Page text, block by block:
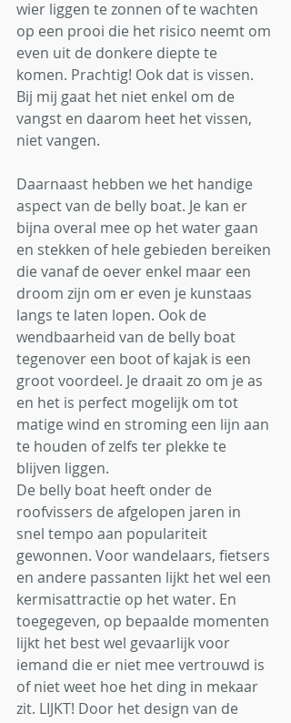
wier liggen te zonnen of te wachten
op een prooi die het risico neemt om
even uit de donkere diepte te
komen. Prachtig! Ook dat is vissen.
Bij mij gaat het niet enkel om de
vangst en daarom heet het vissen,
niet vangen.
Daarnaast hebben we het handige
aspect van de belly boat. Je kan er
bijna overal mee op het water gaan
en stekken of hele gebieden bereiken
die vanaf de oever enkel maar een
droom zijn om er even je kunstaas
langs te laten lopen. Ook de
wendbaarheid van de belly boat
tegenover een boot of kajak is een
groot voordeel. Je draait zo om je as
en het is perfect mogelijk om tot
matige wind en stroming een lijn aan
te houden of zelfs ter plekke te
blijven liggen.
De belly boat heeft onder de
roofvissers de afgelopen jaren in
snel tempo aan populariteit
gewonnen. Voor wandelaars, fietsers
en andere passanten lijkt het wel een
kermisattractie op het water. En
toegegeven, op bepaalde momenten
lijkt het best wel gevaarlijk voor
iemand die er niet mee vertrouwd is
of niet weet hoe het ding in mekaar
zit. LIJKT! Door het design van de